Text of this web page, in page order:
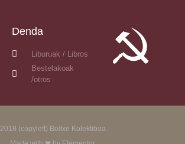
Denda
Liburuak / Libros
Bestelakoak
/otros
2018 (copyleft) Boltxe Kolektiboa